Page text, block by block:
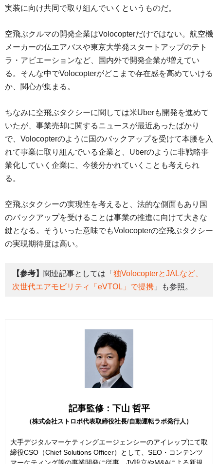
実装に向け共同で取り組んでいくというものだ。
空飛ぶクルマの開発企業はVolocopterだけではない。航空機
メーカーの仏エアバスや東京大学発スタートアップのテト
ラ・アビエーションなど、国内外で開発企業が増えてい
る。そんな中でVolocopterがどこまで存在感を高めていける
か、関心が集まる。
ちなみに空飛ぶタクシーに関しては米Uberも開発を進めて
いたが、事業売却に関するニュースが最近あったばかり
で、Volocopterのように国のバックアップを受けて本腰を入
れて事業に取り組んでいる企業と、Uberのように非戦略事
業化していく企業に、今後分かれていくことも考えられ
る。
空飛ぶタクシーの実現性を考えると、法的な側面もあり国
のバックアップを受けることは事業の推進に向けて大きな
鍵となる。そういった意味でもVolocopterの空飛ぶタクシー
の実現期待度は高い。
【参考】 関連記事としては「 独VolocopterとJALなど、
次世代エアモビリティ「eVTOL」で提携 」も参照。
記事監修：下山 哲平
（株式会社ストロボ代表取締役社長/自動運転ラボ発行人）
大手デジタルマーケティングエージェンシーのアイレップにて取
締役CSO（Chief Solutions Officer）として、SEO・コンテンツ